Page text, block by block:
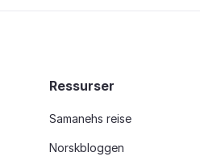
Ressurser
Samanehs reise
Norskbloggen